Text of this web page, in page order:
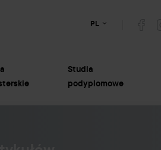
PL
Studia
podyplomowe